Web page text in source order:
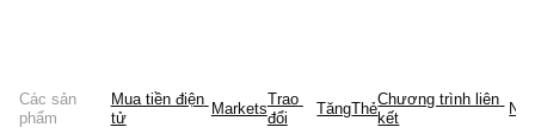
Các sản
phẩm
Mua tiền điện
tử
Markets
Trao
đổi
TăngThẻ
Chương trình liên
kết